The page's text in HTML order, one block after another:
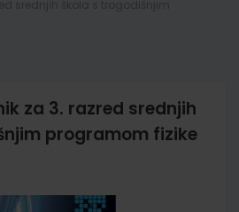
za 3. razred srednjih
programom fizike